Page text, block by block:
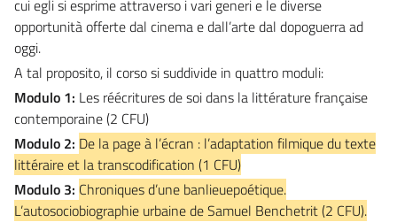
cui egli si esprime attraverso i vari generi e le diverse
opportunità offerte dal cinema e dall’arte dal dopoguerra ad
oggi.
A tal proposito, il corso si suddivide in quattro moduli:
Modulo 1: Les réécritures de soi dans la littérature française
contemporaine (2 CFU)
Modulo 2: De la page à l’écran : l’adaptation filmique du texte
littéraire et la transcodification (1 CFU)
Modulo 3: Chroniques d’une banlieuepoétique.
L’autosociobiographie urbaine de Samuel Benchetrit(2 CFU).